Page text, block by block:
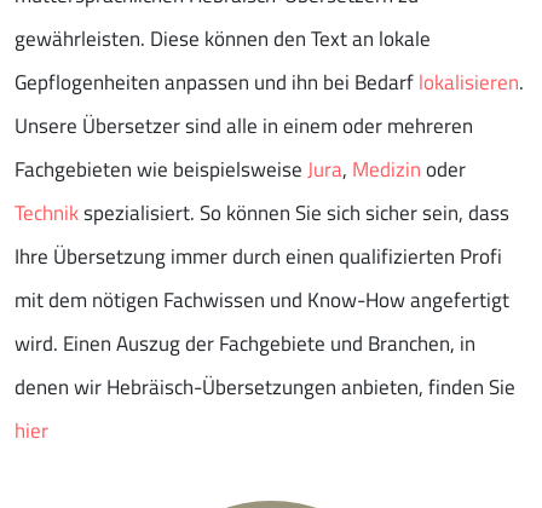
gewährleisten. Diese können den Text an lokale
Gepflogenheiten anpassen und ihn bei Bedarflokalisieren.
Unsere Übersetzer sind alle in einem oder mehreren
Fachgebieten wie beispielsweiseJura, Medizinoder
Technikspezialisiert. So können Sie sich sicher sein, dass
Ihre Übersetzung immer durch einen qualifizierten Profi
mit dem nötigen Fachwissen und Know-How angefertigt
wird. Einen Auszug der Fachgebiete und Branchen, in
denen wir Hebräisch-Übersetzungen anbieten, finden Sie
hier